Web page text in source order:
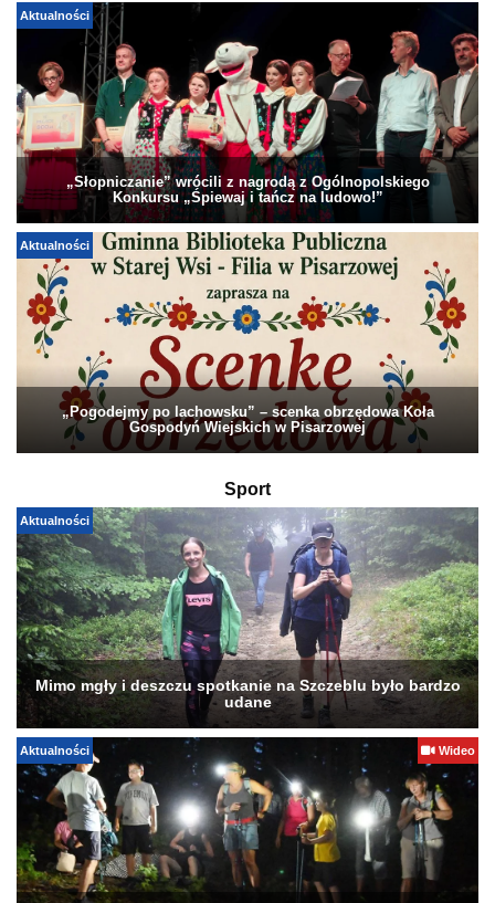
Aktualności
„Słopniczanie” wrócili z nagrodą z Ogólnopolskiego
Konkursu „Śpiewaj i tańcz na ludowo!”
Aktualności
„Pogodejmy po lachowsku” – scenka obrzędowa Koła
Gospodyń Wiejskich w Pisarzowej
Sport
Aktualności
Mimo mgły i deszczu spotkanie na Szczeblu było bardzo
udane
Aktualności Wideo